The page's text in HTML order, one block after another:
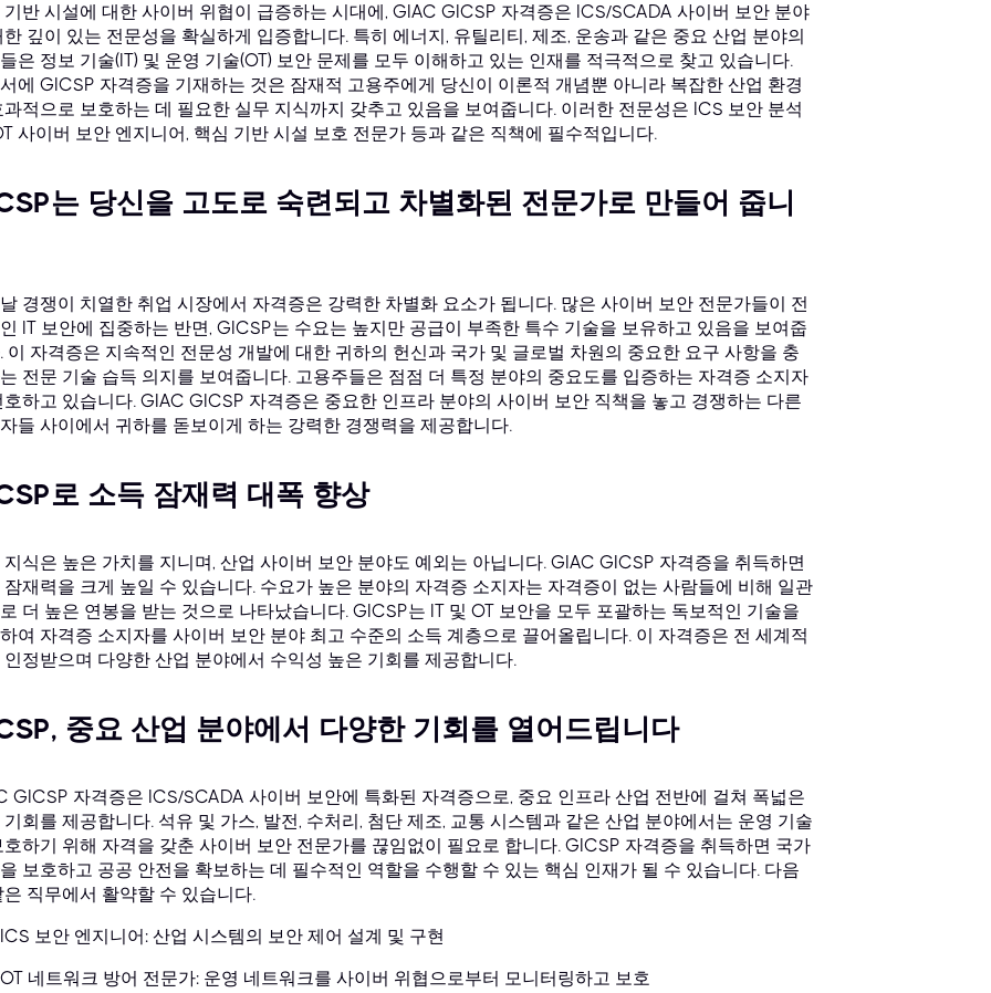
기반 시설에 대한 사이버 위협이 급증하는 시대에, GIAC GICSP 자격증은 ICS/SCADA 사이버 보안 분야
한 깊이 있는 전문성을 확실하게 입증합니다. 특히 에너지, 유틸리티, 제조, 운송과 같은 중요 산업 분야의
은 정보 기술(IT) 및 운영 기술(OT) 보안 문제를 모두 이해하고 있는 인재를 적극적으로 찾고 있습니다.
에 GICSP 자격증을 기재하는 것은 잠재적 고용주에게 당신이 이론적 개념뿐 아니라 복잡한 산업 환경
과적으로 보호하는 데 필요한 실무 지식까지 갖추고 있음을 보여줍니다. 이러한 전문성은 ICS 보안 분석
사이버 보안 엔지니어, 핵심 기반 시설 보호 전문가 등과 같은 직책에 필수적입니다.
는 당신을 고도로 숙련되고 차별화된 전문가로 만들어 줍니
경쟁이 치열한 취업 시장에서 자격증은 강력한 차별화 요소가 됩니다. 많은 사이버 보안 전문가들이 전
IT 보안에 집중하는 반면, GICSP는 수요는 높지만 공급이 부족한 특수 기술을 보유하고 있음을 보여줍
이 자격증은 지속적인 전문성 개발에 대한 귀하의 헌신과 국가 및 글로벌 차원의 중요한 요구 사항을 충
전문 기술 습득 의지를 보여줍니다. 고용주들은 점점 더 특정 분야의 중요도를 입증하는 자격증 소지자
호하고 있습니다. GIAC GICSP 자격증은 중요한 인프라 분야의 사이버 보안 직책을 놓고 경쟁하는 다른
들 사이에서 귀하를 돋보이게 하는 강력한 경쟁력을 제공합니다.
로 소득 잠재력 대폭 향상
지식은 높은 가치를 지니며, 산업 사이버 보안 분야도 예외는 아닙니다. GIAC GICSP 자격증을 취득하면
잠재력을 크게 높일 수 있습니다. 수요가 높은 분야의 자격증 소지자는 자격증이 없는 사람들에 비해 일관
더 높은 연봉을 받는 것으로 나타났습니다. GICSP는 IT 및 OT 보안을 모두 포괄하는 독보적인 기술을
여 자격증 소지자를 사이버 보안 분야 최고 수준의 소득 계층으로 끌어올립니다. 이 자격증은 전 세계적
인정받으며 다양한 산업 분야에서 수익성 높은 기회를 제공합니다.
중요 산업 분야에서 다양한 기회를 열어드립니다
GICSP 자격증은 ICS/SCADA 사이버 보안에 특화된 자격증으로, 중요 인프라 산업 전반에 걸쳐 폭넓은
기회를 제공합니다. 석유 및 가스, 발전, 수처리, 첨단 제조, 교통 시스템과 같은 산업 분야에서는 운영 기술
호하기 위해 자격을 갖춘 사이버 보안 전문가를 끊임없이 필요로 합니다. GICSP 자격증을 취득하면 국가
보호하고 공공 안전을 확보하는 데 필수적인 역할을 수행할 수 있는 핵심 인재가 될 수 있습니다. 다음
은 직무에서 활약할 수 있습니다.
ICS 보안 엔지니어: 산업 시스템의 보안 제어 설계 및 구현
OT 네트워크 방어 전문가: 운영 네트워크를 사이버 위협으로부터 모니터링하고 보호